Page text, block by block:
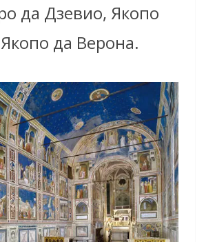
да Дзевио, Якопо
да Верона.